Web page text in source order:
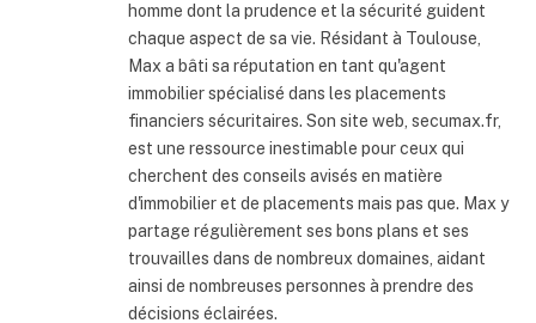
homme dont la prudence et la sécurité guident
chaque aspect de sa vie. Résidant à Toulouse,
Max a bâti sa réputation en tant qu'agent
immobilier spécialisé dans les placements
financiers sécuritaires. Son site web, secumax.fr,
est une ressource inestimable pour ceux qui
cherchent des conseils avisés en matière
d'immobilier et de placements mais pas que. Max y
partage régulièrement ses bons plans et ses
trouvailles dans de nombreux domaines, aidant
ainsi de nombreuses personnes à prendre des
décisions éclairées.